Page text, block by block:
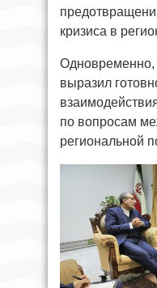
кризиса в
Одновременно,
выразил
по вопросам
региональной